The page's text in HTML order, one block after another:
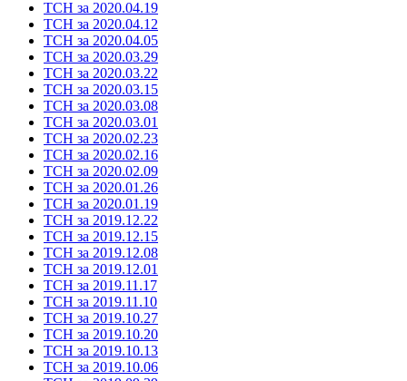
ТСН за 2020.04.19
ТСН за 2020.04.12
ТСН за 2020.04.05
ТСН за 2020.03.29
ТСН за 2020.03.22
ТСН за 2020.03.15
ТСН за 2020.03.08
ТСН за 2020.03.01
ТСН за 2020.02.23
ТСН за 2020.02.16
ТСН за 2020.02.09
ТСН за 2020.01.26
ТСН за 2020.01.19
ТСН за 2019.12.22
ТСН за 2019.12.15
ТСН за 2019.12.08
ТСН за 2019.12.01
ТСН за 2019.11.17
ТСН за 2019.11.10
ТСН за 2019.10.27
ТСН за 2019.10.20
ТСН за 2019.10.13
ТСН за 2019.10.06